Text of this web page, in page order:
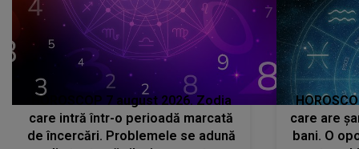
HOROSCOP 7 august 2026. Zodia
care intră într-o perioadă marcată
de încercări. Problemele se adună
care are
bani. O